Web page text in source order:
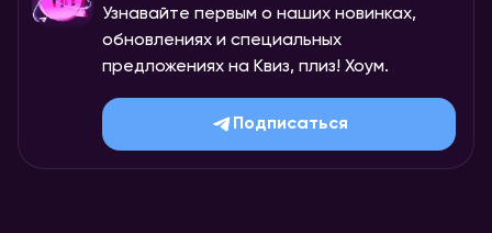
Узнавайте первым о наших новинках,
обновлениях и специальных
предложениях на Квиз, плиз! Хоум.
Подписаться